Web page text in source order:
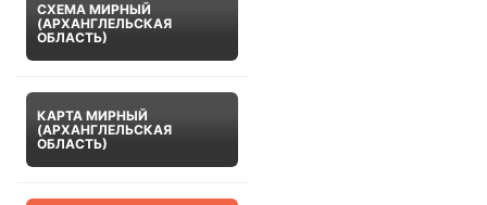
СХЕМА МИРНЫЙ
(АРХАНГЛЕЛЬСКАЯ
ОБЛАСТЬ)
КАРТА МИРНЫЙ
(АРХАНГЛЕЛЬСКАЯ
ОБЛАСТЬ)